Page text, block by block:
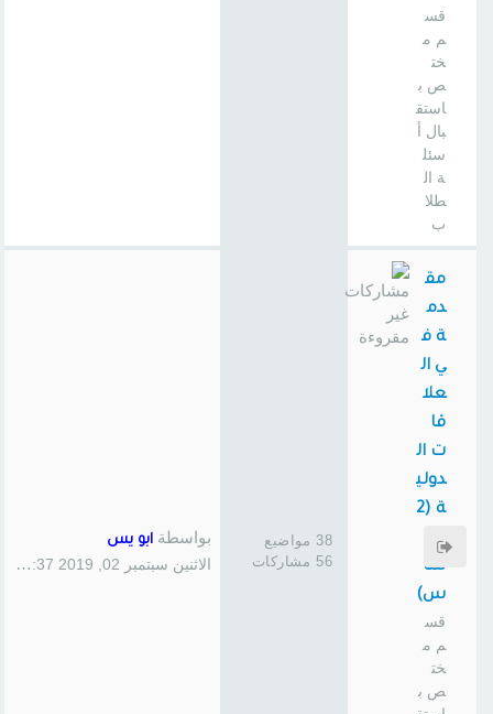
قس
م م
خت
ص ب
استق
بال أ
سئل
ة ال
طلا
ب
مق
دم
ة ف
ي ال
علا
قا
ت ال
دولي
ة (2
45
سا
س)
قس
م م
خت
ص ب
38 مواضيع
56 مشاركات
بواسطة ابو يس
الاثنين سبتمبر 02, 2019 1:37 pm